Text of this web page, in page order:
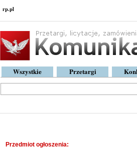
rp.pl
Wszystkie Przetargi
Przedmiot ogłoszenia: